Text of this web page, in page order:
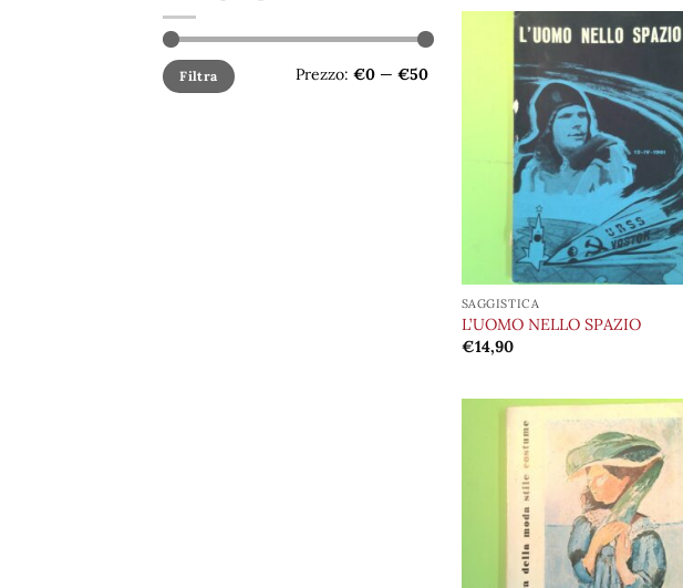
Prezzo
Min
Prezzo
MaxFiltra Prezzo: €0 — €50
SAGGISTICA
L’UOMO NELLO SPAZIO
€14,90